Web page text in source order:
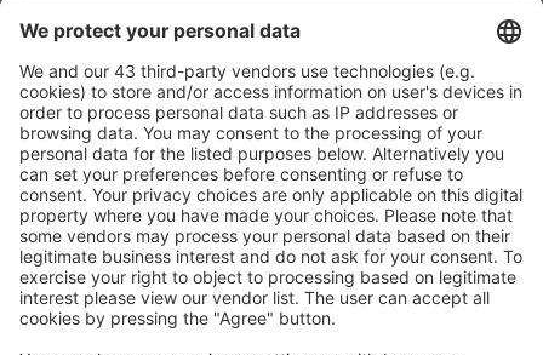
Vila Do Porto (CGQ)
Changde Taohuayuan (CGD)
Fuzhou (FOC)
Changsha Huanghua (CSX)
Changzhi Wangcun (CIH)
Changzhou Airport (CZX)
Chaoyang Airport (CHG)